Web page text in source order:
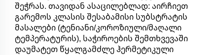
შეჭრას. თავიდან ასაცილებლად: აირჩიეთ
გარემოს კლასის შესაბამისი სუბსტრატის
მასალები (ტენიანი/კოროზიული/მაღალი
ტემპერატურის), საჭიროების შემთხვევაში
დაუმატეთ წყალგამძლე ჰერმეტიკული